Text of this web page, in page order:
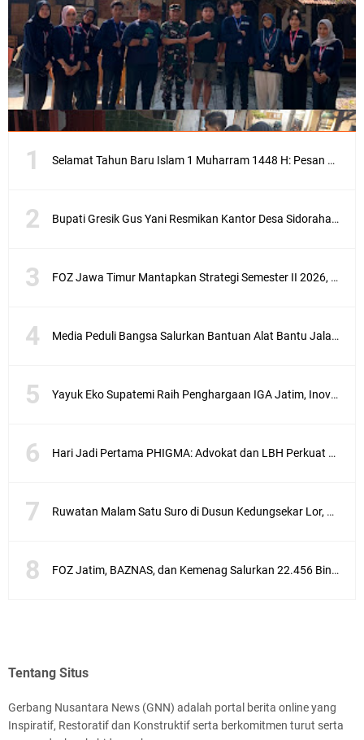
Selamat Tahun Baru Islam 1 Muharram 1448 H: Pesan Hijrah Drs. H. Husnul Aqib, M.M. untuk Negeri
Bupati Gresik Gus Yani Resmikan Kantor Desa Sidoraharjo: Simbol Komitmen Pelayanan Publik dan Kepedulian Sosial
FOZ Jawa Timur Mantapkan Strategi Semester II 2026, Fokus pada Penguatan SDM Amil dan Kolaborasi BerdampakNarasi
Media Peduli Bangsa Salurkan Bantuan Alat Bantu Jalan untuk Lansia
Yayuk Eko Supatemi Raih Penghargaan IGA Jatim, Inovasi Wayang Kulit untuk Anak Berkebutuhan Khusus
Hari Jadi Pertama PHIGMA: Advokat dan LBH Perkuat Soliditas di Jakarta
Ruwatan Malam Satu Suro di Dusun Kedungsekar Lor, Tradisi Luhur yang Terus Istiqomah
FOZ Jatim, BAZNAS, dan Kemenag Salurkan 22.456 Bingkisan Lebaran Yatim Serentak di Berbagai Daerah di Jawa Timur
Tentang Situs
Gerbang Nusantara News (GNN) adalah portal berita online yang
Inspiratif, Restoratif dan Konstruktif serta berkomitmen turut serta